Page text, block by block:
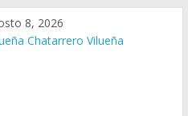
8, 2026
Chatarrero Vilueña